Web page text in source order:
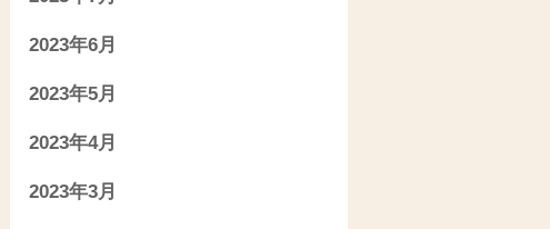
2023年6月
2023年5月
2023年4月
2023年3月